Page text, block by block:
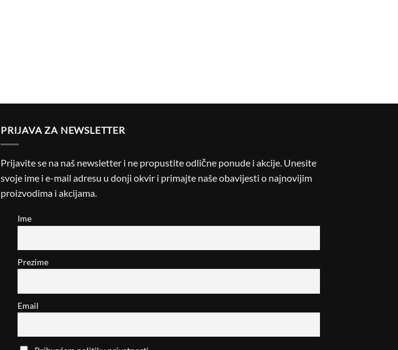
PRIJAVA ZA NEWSLETTER
Prijavite se na naš newsletter i ne propustite odlične ponude i akcije. Unesite
svoje ime i e-mail adresu u donji okvir i primajte naše obavijesti o najnovijim
proizvodima i akcijama.
Ime
Prezime
Email